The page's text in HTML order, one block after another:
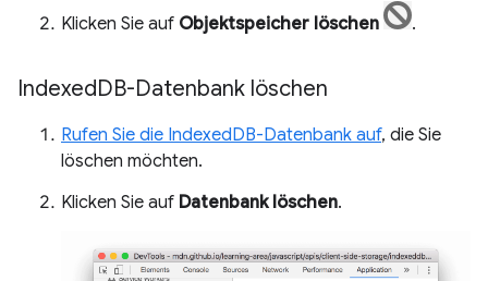
Klicken Sie auf Objektspeicher löschen .
IndexedDB-Datenbank löschen
Rufen Sie die IndexedDB-Datenbank auf, die Sie
löschen möchten.
Klicken Sie auf Datenbank löschen.